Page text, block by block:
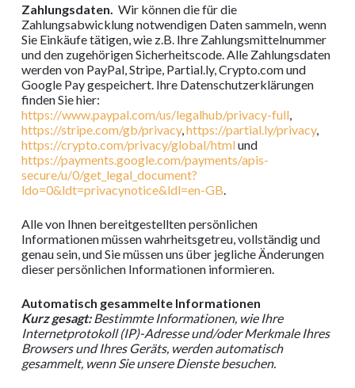
Zahlungsdaten. Wir können die für die
Zahlungsabwicklung notwendigen Daten sammeln, wenn
Sie Einkäufe tätigen, wie z.B. Ihre Zahlungsmittelnummer
und den zugehörigen Sicherheitscode. Alle Zahlungsdaten
werden von PayPal, Stripe, Partial.ly, Crypto.com und
Google Pay gespeichert. Ihre Datenschutzerklärungen
finden Sie hier:
https://www.paypal.com/us/legalhub/privacy-full,
https://stripe.com/gb/privacy, https://partial.ly/privacy,
https://crypto.com/privacy/global/htmlund
https://payments.google.com/payments/apis-
secure/u/0/get_legal_document?
ldo=0&ldt=privacynotice&ldl=en-GB
Alle von Ihnen bereitgestellten persönlichen
Informationen müssen wahrheitsgetreu, vollständig und
genau sein, und Sie müssen uns über jegliche Änderungen
dieser persönlichen Informationen informieren.
Automatisch gesammelte Informationen
Kurz gesagt: Bestimmte Informationen, wie Ihre
Internetprotokoll (IP)-Adresse und/oder Merkmale Ihres
Browsers und Ihres Geräts, werden automatisch
gesammelt, wenn Sie unsere Dienste besuchen.